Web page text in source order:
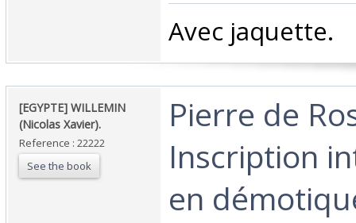
‎Avec jaquette.‎
‎[EGYPTE] WILLEMIN
(Nicolas Xavier).‎
Reference : 22222
See the book
‎Pierre de
Inscription
en